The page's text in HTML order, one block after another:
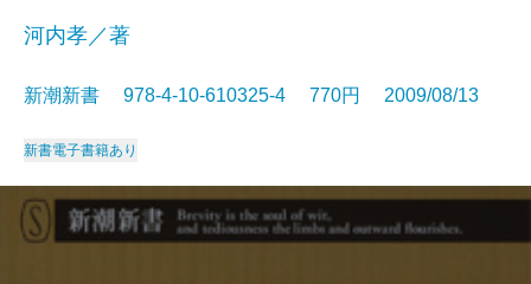
河内孝／著
新潮新書 978-4-10-610325-4 770円 2009/08/13
新書電子書籍あり